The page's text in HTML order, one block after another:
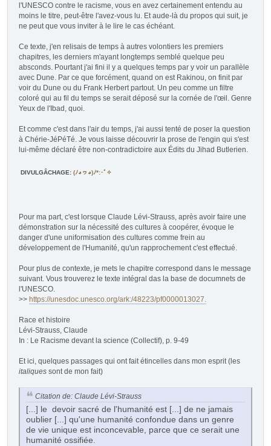
l'UNESCO contre le racisme, vous en avez certainement entendu au
moins le titre, peut-être l'avez-vous lu. Et aude-là du propos qui suit, je
ne peut que vous inviter à le lire le cas échéant.
Ce texte, j'en relisais de temps à autres volontiers les premiers
chapitres, les derniers m'ayant longtemps semblé quelque peu
absconds. Pourtant j'ai fini il y a quelques temps par y voir un parallèle
avec Dune. Par ce que forcément, quand on est Rakinou, on finit par
voir du Dune ou du Frank Herbert partout. Un peu comme un filtre
coloré qui au fil du temps se serait déposé sur la cornée de l'œil. Genre
Yeux de l'Ibad, quoi.
Et comme c'est dans l'air du temps, j'ai aussi tenté de poser la question
à Chérie-JéPéTé. Je vous laisse découvrir la prose de l'engin qui s'est
lui-même déclaré être non-contradictoire aux Édits du Jihad Butlerien.
DIVULGÂCHAGE: (ﾉ◕ヮ◕)ﾉ*:･ﾟ✧
Pour ma part, c'est lorsque Claude Lévi-Strauss, après avoir faire une
démonstration sur la nécessité des cultures à coopérer, évoque le
danger d'une uniformisation des cultures comme frein au
développement de l'Humanité, qu'un rapprochement c'est effectué.
Pour plus de contexte, je mets le chapitre correspond dans le message
suivant. Vous trouverez le texte intégral das la base de documnets de
l'UNESCO.
>> https://unesdoc.unesco.org/ark:/48223/pf0000013027.
Race et histoire
Lévi-Strauss, Claude
In : Le Racisme devant la science (Collectif), p. 9-49
Et ici, quelques passages qui ont fait étincelles dans mon esprit (les
italiques sont de mon fait)
Citation de: Claude Lévi-Strauss
[...] le devoir sacré de l'humanité est [...] de ne jamais
oublier [...] qu'une humanité confondue dans un genre
de vie unique est inconcevable, parce que ce serait une
humanité ossifiée.